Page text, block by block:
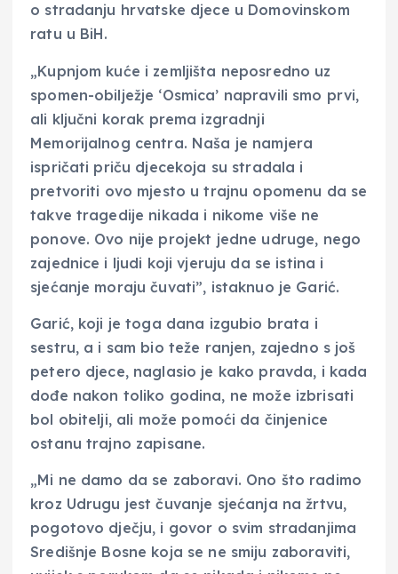
o stradanju hrvatske djece u Domovinskom
ratu u BiH.
„Kupnjom kuće i zemljišta neposredno uz
spomen-obilježje ‘Osmica’ napravili smo prvi,
ali ključni korak prema izgradnji
Memorijalnog centra. Naša je namjera
ispričati priču djecekoja su stradala i
pretvoriti ovo mjesto u trajnu opomenu da se
takve tragedije nikada i nikome više ne
ponove. Ovo nije projekt jedne udruge, nego
zajednice i ljudi koji vjeruju da se istina i
sjećanje moraju čuvati”, istaknuo je Garić.
Garić, koji je toga dana izgubio brata i
sestru, a i sam bio teže ranjen, zajedno s još
petero djece, naglasio je kako pravda, i kada
dođe nakon toliko godina, ne može izbrisati
bol obitelji, ali može pomoći da činjenice
ostanu trajno zapisane.
„Mi ne damo da se zaboravi. Ono što radimo
kroz Udrugu jest čuvanje sjećanja na žrtvu,
pogotovo dječju, i govor o svim stradanjima
Središnje Bosne koja se ne smiju zaboraviti,